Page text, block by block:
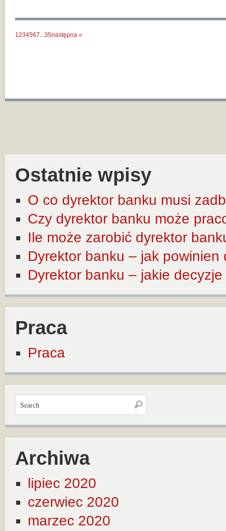
1234567...35następna »
Ostatnie wpisy
O co dyrektor banku musi
Czy dyrektor banku może
Ile może zarobić dyrektor
Dyrektor banku – jak
Dyrektor banku – jakie
Praca
Praca
Archiwa
lipiec 2020
czerwiec 2020
marzec 2020